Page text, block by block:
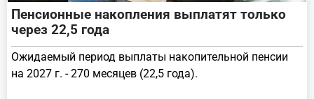
Пенсионные накопления выплатят только
через 22,5 года
Ожидаемый период выплаты накопительной пенсии
на 2027 г. - 270 месяцев (22,5 года).